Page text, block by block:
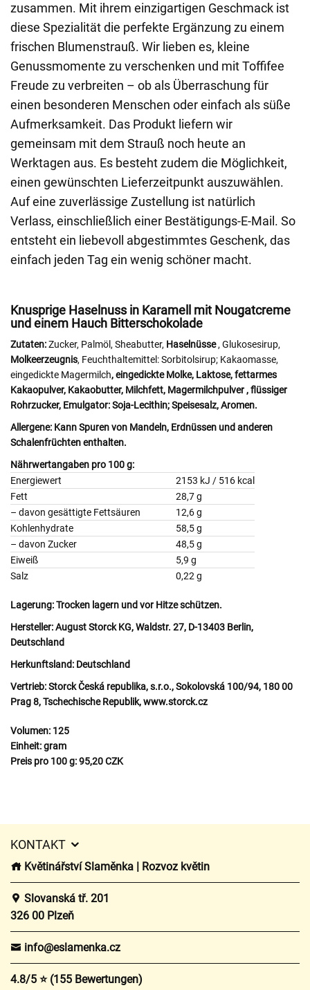
zusammen. Mit ihrem einzigartigen Geschmack ist
diese Spezialität die perfekte Ergänzung zu einem
frischen Blumenstrauß. Wir lieben es, kleine
Genussmomente zu verschenken und mit Toffifee
Freude zu verbreiten – ob als Überraschung für
einen besonderen Menschen oder einfach als süße
Aufmerksamkeit. Das Produkt liefern wir
gemeinsam mit dem Strauß noch heute an
Werktagen aus. Es besteht zudem die Möglichkeit,
einen gewünschten Lieferzeitpunkt auszuwählen.
Auf eine zuverlässige Zustellung ist natürlich
Verlass, einschließlich einer Bestätigungs-E-Mail. So
entsteht ein liebevoll abgestimmtes Geschenk, das
einfach jeden Tag ein wenig schöner macht.
Knusprige Haselnuss in Karamell mit Nougatcreme
und einem Hauch Bitterschokolade
Zutaten:Zucker, Palmöl, Sheabutter, Haselnüsse , Glukosesirup,
Molkeerzeugnis, Feuchthaltemittel: Sorbitolsirup; Kakaomasse,
eingedickte Magermilch, eingedickteMolke, Laktose, fettarmes
Kakaopulver, Kakaobutter, Milchfett, Magermilchpulver, flüssiger
Rohrzucker, Emulgator:Soja-Lecithin; Speisesalz, Aromen.
Allergene: KannSpuren von Mandeln, Erdnüssen und anderen
Schalenfrüchten enthalten.
Nährwertangaben pro 100 g:
Energiewert
2153 kJ / 516 kcal
Fett
28,7 g
– davon gesättigte Fettsäuren 12,6 g
Kohlenhydrate
58,5 g
– davon Zucker
48,5 g
Eiweiß
5,9 g
Salz
0,22 g
Lagerung:Trocken lagern und vor Hitze schützen.
Hersteller:August Storck KG, Waldstr. 27, D-13403 Berlin,
Deutschland
Herkunftsland: Deutschland
Vertrieb:Storck Česká republika, s.r.o., Sokolovská 100/94, 180 00
Prag 8, Tschechische Republik, www.storck.cz
Volumen: 125
Einheit:gram
Preis pro 100 g:95,20 CZK
KONTAKT
Květinářství Slaměnka | Rozvoz květin
Slovanská tř. 201
326 00 Plzeň
info@eslamenka.cz
4.8/5 ⭐ (155 Bewertungen)